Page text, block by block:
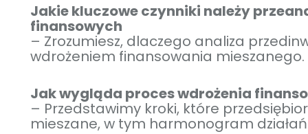
Jakie kluczowe czynniki należy
finansowych
– Zrozumiesz, dlaczego analiza
wdrożeniem finansowania mieszanego.
Jak wygląda proces wdrożenia
– Przedstawimy kroki, które
mieszane, w tym harmonogram